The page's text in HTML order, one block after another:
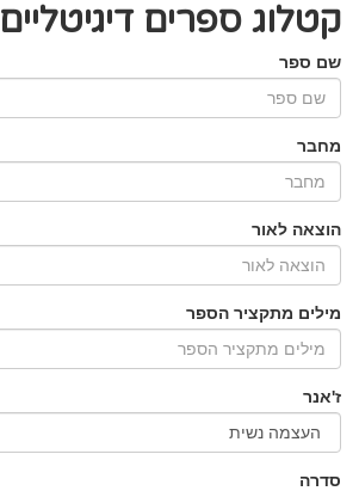
קטלוג ספרים דיגיטליים
שם ספר
מחבר
הוצאה לאור
מילים מתקציר הספר
ז'אנר
סדרה